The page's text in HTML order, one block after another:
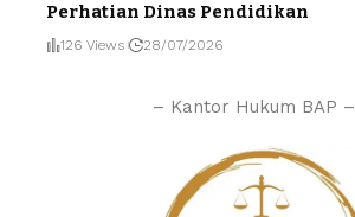
Perhatian Dinas Pendidikan
126 Views 28/07/2026
– Kantor Hukum BAP –